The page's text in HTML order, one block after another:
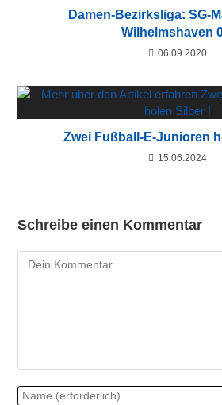
Damen-Bezirksliga: SG-
Wilhelmshaven
06.09.2020
Zwei Fußball-E-Junioren
15.06.2024
Schreibe einen Kommentar